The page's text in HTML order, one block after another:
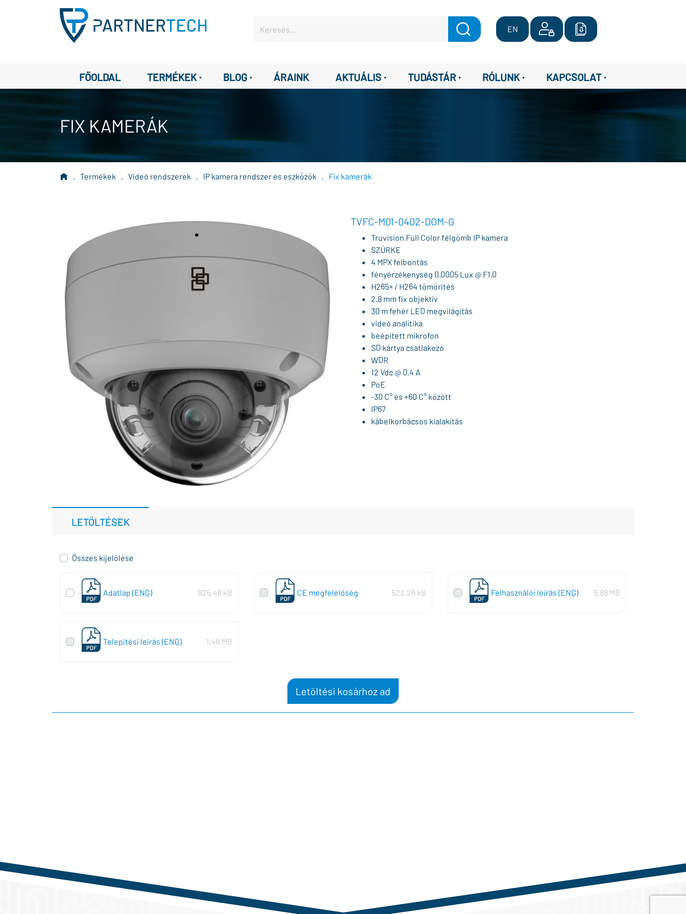
EN
FŐOLDAL TERMÉKEK · BLOG · ÁRAINK AKTUÁLIS · TUDÁSTÁR · RÓLUNK · KAPCSOLAT ·
FIX KAMERÁK
. Termékek . Videó rendszerek . IP kamera rendszer és eszközök . Fix kamerák
TVFC-M01-0402-DOM-G
Truvision Full Color félgömb IP kamera
SZÜRKE
4 MPX felbontás
fényérzékenység 0.0005 Lux @ F1.0
H265+ / H264 tömörítés
2.8 mm fix objektív
30 m fehér LED megvilágítás
videó analitika
beépített mikrofon
SD kártya csatlakozó
WDR
12 Vdc @ 0.4 A
PoE
-30 C° és +60 C° között
IP67
kábelkorbácsos kialakítás
LETÖLTÉSEK
Összes kijelölése
Adatlap (ENG) 825,48 kB CE megfelelőség 522,26 kB Felhasználói leírás (ENG) 5,88 MB
Telepítési leírás (ENG) 1,46 MB
Letöltési kosárhoz ad